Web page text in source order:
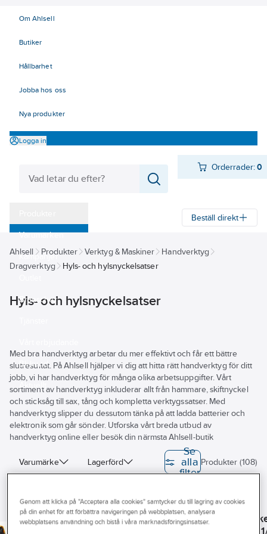
Om Ahlsell
Butiker
Hållbarhet
Jobba hos oss
Nya produkter
Logga in
Orderrader:0
Varumärken
Kampanjer
Branscher
Bli kund
Aktuellt
Beställ direkt
Ahlsell Produkter Verktyg & Maskiner
Handverktyg
Dragverktyg
Hyls- och hylsnyckelsatser
Hyls- och hylsnyckelsatser
Med bra handverktyg arbetar du mer effektivt och får ett bättre
slutresultat. På Ahlsell hjälper vi dig att hitta rätt handverktyg för ditt
jobb, vi har handverktyg för många olika arbetsuppgifter. Vårt
sortiment av handverktyg inkluderar allt från hammare, skiftnyckel
och sticksåg till sax, tång och kompletta verktygssatser. Med
handverktyg slipper du dessutom tänka på att ladda batterier och
elektronik som går sönder. Utforska vårt breda utbud av
handverktyg online eller besök din närmsta Ahlsell-butik
Varumärke Lagerförd
Antal delar
Se
alla
filter
Produkter (108)
IRONSIDE
Hylsnyckelsats
IRONSIDE
Hylsnyckelsats
BAHCO
Hylsnyckelsats
IRONSIDE
Ironside
Genom att klicka på "Acceptera alla cookies" samtycker du till lagring av cookies
på din enhet för att förbättra navigeringen på webbplatsen, analysera
webbplatsens användning och bistå i våra marknadsföringsinsatser.